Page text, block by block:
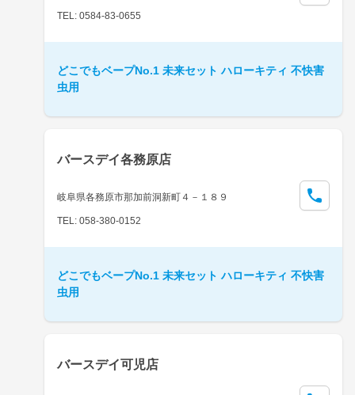
TEL: 0584-83-0655
どこでもベープNo.1 未来セット ハローキティ 不快害
虫用
バースデイ各務原店
岐阜県各務原市那加前洞新町４－１８９
TEL: 058-380-0152
どこでもベープNo.1 未来セット ハローキティ 不快害
虫用
バースデイ可児店